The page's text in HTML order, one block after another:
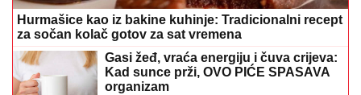
Hurmašice kao iz bakine kuhinje: Tradicionalni recept
za sočan kolač gotov za sat vremena
Gasi žeđ, vraća energiju i čuva crijeva:
Kad sunce prži, OVO PIĆE SPASAVA
organizam